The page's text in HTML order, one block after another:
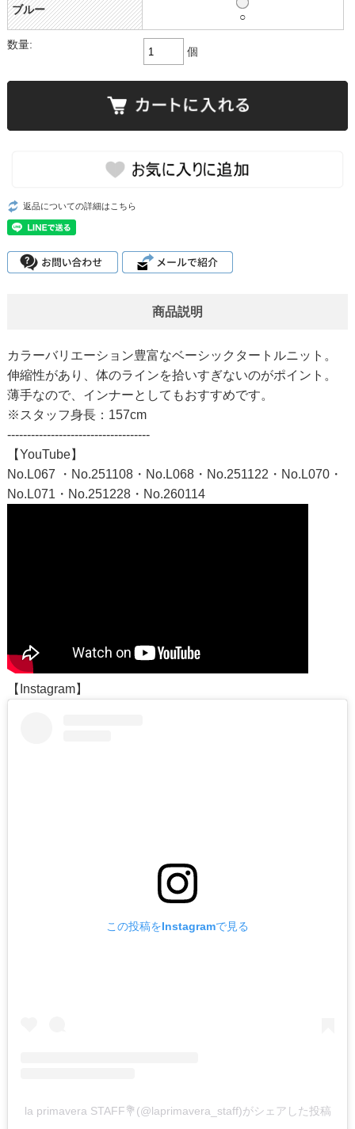
ブルー
○
数量:
個
返品についての詳細はこちら
商品説明
カラーバリエーション豊富なベーシックタートルニット。
伸縮性があり、体のラインを拾いすぎないのがポイント。
薄手なので、インナーとしてもおすすめです。
※スタッフ身長：157cm
------------------------------------
【YouTube】
No.L067 ・No.251108・No.L068・No.251122・No.L070・
No.L071・No.251228・No.260114
【Instagram】
この投稿をInstagramで見る
la primavera STAFF💐(@laprimavera_staff)がシェアした投稿